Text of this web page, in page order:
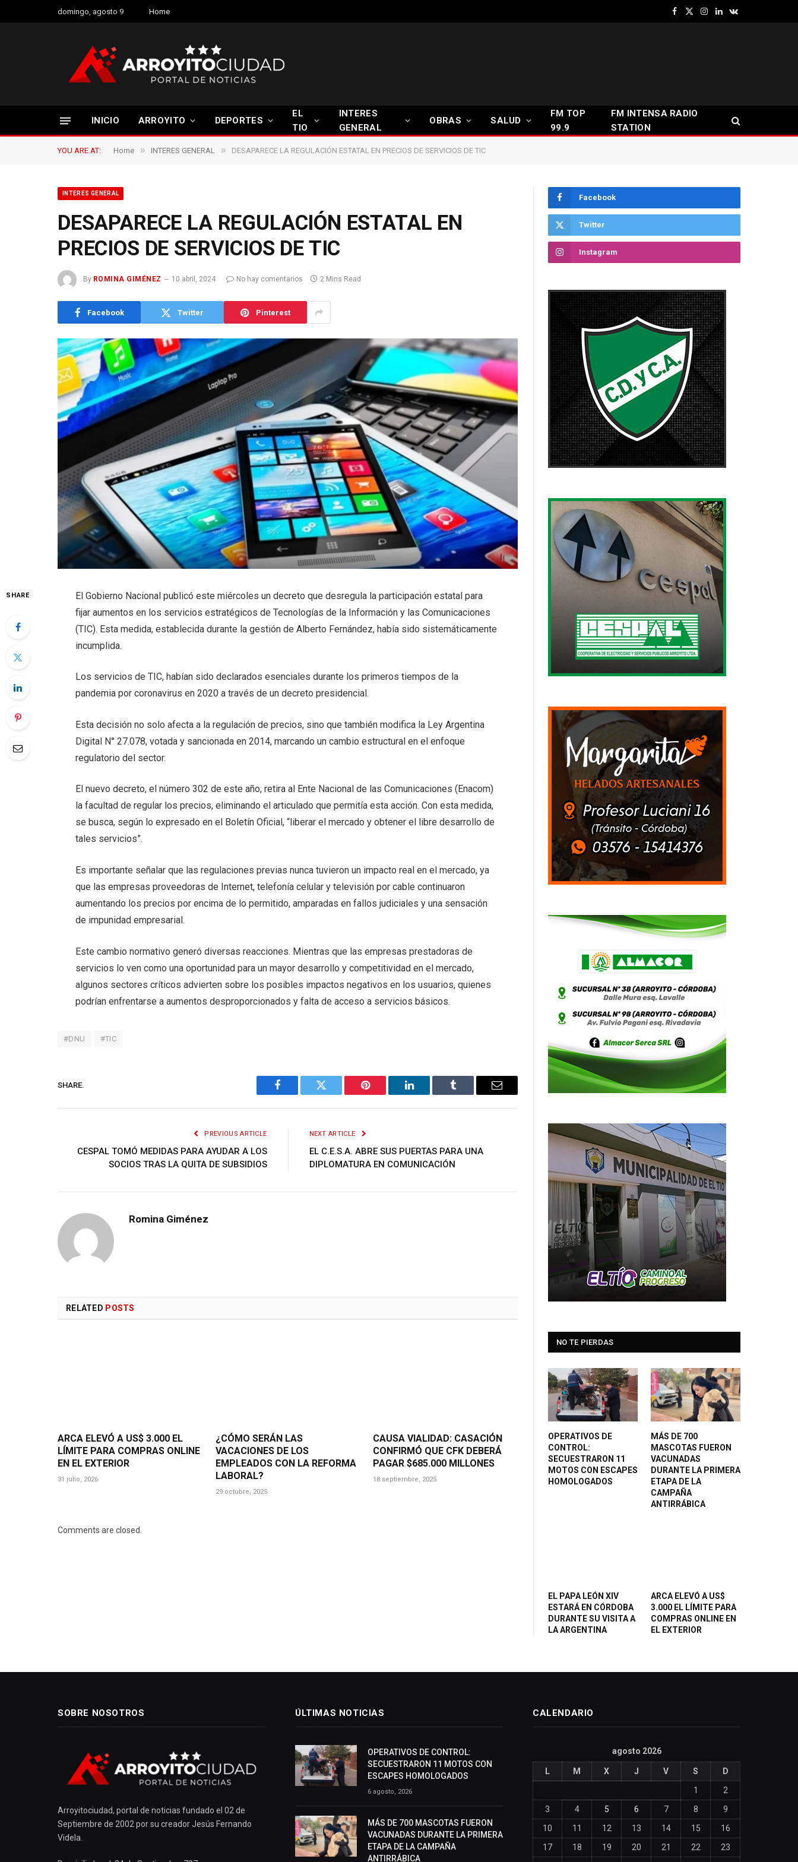
domingo, agosto 9 Home
Facebook
X
Instagram
LinkedInVKontakte
INICIO ARROYITO DEPORTES
EL
TIO
INTERES
GENERAL
OBRAS SALUD
FM TOP
99.9
FM INTENSA RADIO
STATION
YOU ARE AT: Home » INTERES GENERAL » DESAPARECE LA REGULACIÓN ESTATAL EN PRECIOS DE SERVICIOS DE TIC
INTERES GENERAL
DESAPARECE LA REGULACIÓN ESTATAL EN
PRECIOS DE SERVICIOS DE TIC
By ROMINA GIMÉNEZ 10 abril, 2024 No hay comentarios 2 Mins Read
Facebook Twitter Pinterest
SHARE
El Gobierno Nacional publicó este miércoles un decreto que desregula la participación estatal para
fijar aumentos en los servicios estratégicos de Tecnologías de la Información y las Comunicaciones
(TIC). Esta medida, establecida durante la gestión de Alberto Fernández, había sido sistemáticamente
incumplida.
Los servicios de TIC, habían sido declarados esenciales durante los primeros tiempos de la
pandemia por coronavirus en 2020 a través de un decreto presidencial.
Esta decisión no solo afecta a la regulación de precios, sino que también modifica la Ley Argentina
Digital N° 27.078, votada y sancionada en 2014, marcando un cambio estructural en el enfoque
regulatorio del sector.
El nuevo decreto, el número 302 de este año, retira al Ente Nacional de las Comunicaciones (Enacom)
la facultad de regular los precios, eliminando el articulado que permitía esta acción. Con esta medida,
se busca, según lo expresado en el Boletín Oficial, “liberar el mercado y obtener el libre desarrollo de
tales servicios”.
Es importante señalar que las regulaciones previas nunca tuvieron un impacto real en el mercado, ya
que las empresas proveedoras de Internet, telefonía celular y televisión por cable continuaron
aumentando los precios por encima de lo permitido, amparadas en fallos judiciales y una sensación
de impunidad empresarial.
Este cambio normativo generó diversas reacciones. Mientras que las empresas prestadoras de
servicios lo ven como una oportunidad para un mayor desarrollo y competitividad en el mercado,
algunos sectores críticos advierten sobre los posibles impactos negativos en los usuarios, quienes
podrían enfrentarse a aumentos desproporcionados y falta de acceso a servicios básicos.
#DNU #TIC
SHARE.
Facebook Twitter Pinterest LinkedIn Tumblr Email
PREVIOUS ARTICLE
CESPAL TOMÓ MEDIDAS PARA AYUDAR A LOS
SOCIOS TRAS LA QUITA DE SUBSIDIOS
NEXT ARTICLE
EL C.E.S.A. ABRE SUS PUERTAS PARA UNA
DIPLOMATURA EN COMUNICACIÓN
Romina Giménez
RELATED POSTS
ARCA ELEVÓ A US$ 3.000 EL
LÍMITE PARA COMPRAS ONLINE
EN EL EXTERIOR
31 julio, 2026
¿CÓMO SERÁN LAS
VACACIONES DE LOS
EMPLEADOS CON LA REFORMA
LABORAL?
29 octubre, 2025
CAUSA VIALIDAD: CASACIÓN
CONFIRMÓ QUE CFK DEBERÁ
PAGAR $685.000 MILLONES
18 septiembre, 2025
Comments are closed.
Facebook
Twitter
Instagram
NO TE PIERDAS
OPERATIVOS DE
CONTROL:
SECUESTRARON 11
MOTOS CON ESCAPES
HOMOLOGADOS
MÁS DE 700
MASCOTAS FUERON
VACUNADAS
DURANTE LA PRIMERA
ETAPA DE LA
CAMPAÑA
ANTIRRÁBICA
EL PAPA LEÓN XIV
ESTARÁ EN CÓRDOBA
DURANTE SU VISITA A
LA ARGENTINA
ARCA ELEVÓ A US$
3.000 EL LÍMITE PARA
COMPRAS ONLINE EN
EL EXTERIOR
SOBRE NOSOTROS
Arroyitociudad, portal de noticias fundado el 02 de
Septiembre de 2002 por su creador Jesús Fernando
Videla.
ÚLTIMAS NOTICIAS
OPERATIVOS DE CONTROL:
SECUESTRARON 11 MOTOS CON
ESCAPES HOMOLOGADOS
6 agosto, 2026
MÁS DE 700 MASCOTAS FUERON
VACUNADAS DURANTE LA PRIMERA
ETAPA DE LA CAMPAÑA
ANTIRRÁBICA
CALENDARIO
agosto 2026
L M X J V S
D
1
2
3
4 5 6 7 8
9
10
11 12 13 14 15
16
17
18 19 20 21 22
23